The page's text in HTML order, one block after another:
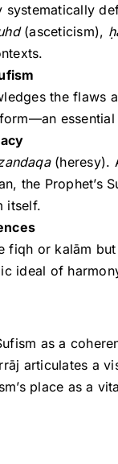
(asceticism),
the
(heresy).
the
itself.
or kalām
ideal of
as a
articulates
place as a